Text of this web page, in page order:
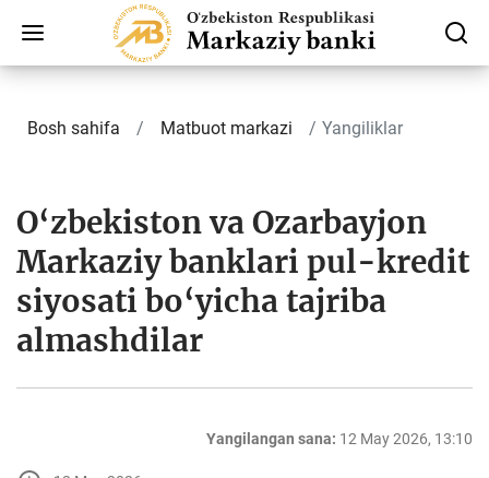
Bosh sahifa Matbuot markazi Yangiliklar
O‘zbekiston va Ozarbayjon
Markaziy banklari pul-kredit
siyosati bo‘yicha tajriba
almashdilar
Yangilangan sana: 12 May 2026, 13:10